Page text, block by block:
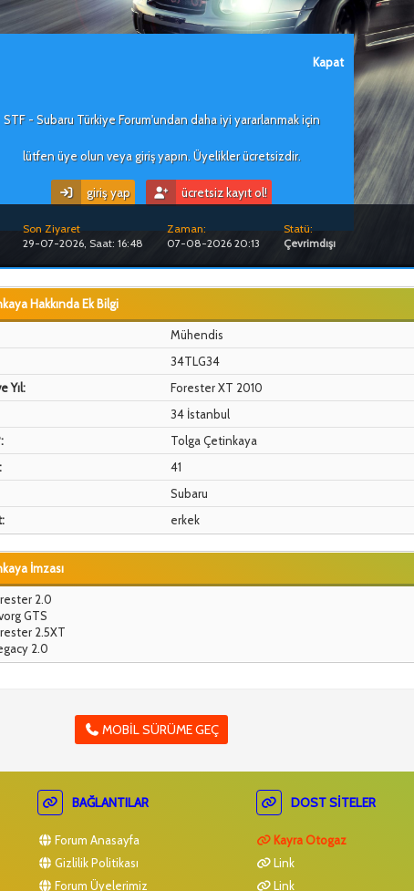
Kapat
STF - Subaru Türkiye Forum'undan daha iyi yararlanmak için
lütfen üye olun veya giriş yapın. Üyelikler ücretsizdir.
giriş yap ücretsiz kayıt ol!
Son Ziyaret
29-07-2026, Saat: 16:48
Zaman:
07-08-2026 20:13
Statü:
Çevrimdışı
Hakkında Ek Bilgi
Mühendis
34TLG34
Yıl:
Forester XT 2010
34 İstanbul
Tolga Çetinkaya
41
Subaru
erkek
İmzası
2.0
GTS
2.5XT
2.0
MOBIL SÜRÜME GEÇ
BAĞLANTILAR
Forum Anasayfa
Gizlilik Politikası
Forum Üyelerimiz
DOST SITELER
Kayra Otogaz
Link
Link